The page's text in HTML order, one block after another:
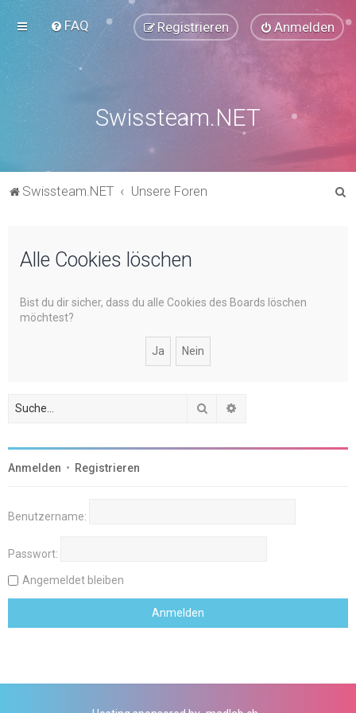
FAQ Anmelden
Registrieren
Swissteam.NET
Swissteam.NET Unsere Foren
Alle Cookies löschen
Bist du dir sicher, dass du alle Cookies des Boards löschen
möchtest?
Suche
Anmelden • Registrieren
Benutzername:
Passwort:
Angemeldet bleiben